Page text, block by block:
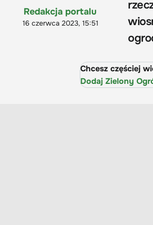
Redakcja portalu
16 czerwca 2023, 15:51
Chcesz częściej
Dodaj Zielony